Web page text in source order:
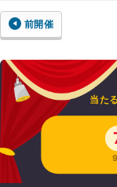
前開催
当た